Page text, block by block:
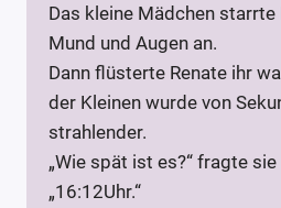
Das kleine Mädchen
Mund und Augen an.
Dann flüsterte Renate ihr
der Kleinen wurde von
strahlender.
„Wie spät ist es?“ fragte sie
„16:12Uhr.“